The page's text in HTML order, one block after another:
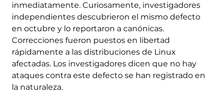
inmediatamente. Curiosamente, investigadores
independientes descubrieron el mismo defecto
en octubre y lo reportaron a canónicas.
Correcciones fueron puestos en libertad
rápidamente a las distribuciones de Linux
afectadas. Los investigadores dicen que no hay
ataques contra este defecto se han registrado en
la naturaleza.